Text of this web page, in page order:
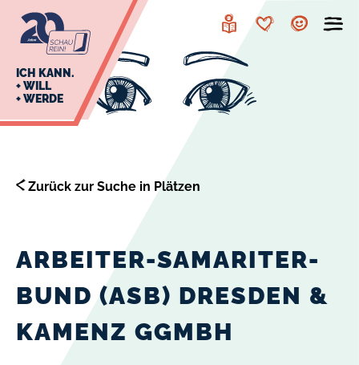
Navigation
Inhalt
Leichte
MerkzettelAccount
ICH KANN.
+ WILL
+ WERDE
Zurück zur Suche in Plätzen
ARBEITER-SAMARITER-
BUND (ASB) DRESDEN &
KAMENZ GGMBH